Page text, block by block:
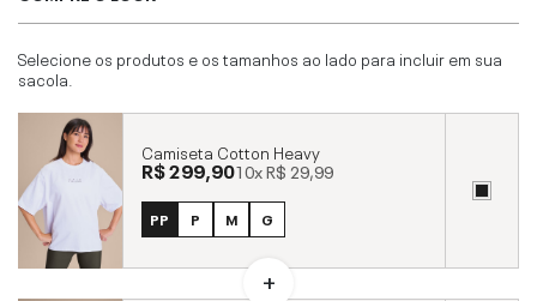
Selecione os produtos e os tamanhos ao lado para incluir em sua
sacola.
Camiseta Cotton Heavy
R$ 299,9010xR$ 29,99
PP P M G